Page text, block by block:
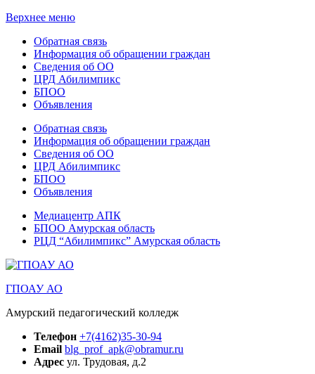
Верхнее меню
Обратная связь
Информация об обращении граждан
Сведения об ОО
ЦРД Абилимпикс
БПОО
Объявления
Обратная связь
Информация об обращении граждан
Сведения об ОО
ЦРД Абилимпикс
БПОО
Объявления
Медиацентр АПК
БПОО Амурская область
РЦД “Абилимпикс” Амурская область
ГПОАУ АО
Амурский педагогический колледж
Телефон +7(4162)35-30-94
Email blg_prof_apk@obramur.ru
Адрес ул. Трудовая, д.2